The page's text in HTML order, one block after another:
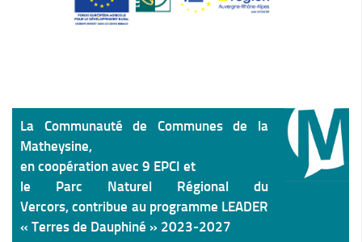
Les services
Entreprises & emplois
Développement économique
LEADER, aides européennes
Travaillez en Matheysine
Facturation électronique
La Communauté de Communes de la
Matheysine,
en coopération avec 9 EPCI et
le Parc Naturel Régional du
Vercors, contribue au programme LEADER
« Terres de Dauphiné » 2023-2027